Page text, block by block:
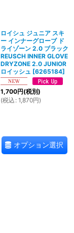
ロイシュ ジュニア スキ
ー インナーグローブ ド
ライゾーン 2.0 ブラック
REUSCH INNER GLOVE
DRYZONE 2.0 JUNIOR
ロイッシュ [6265184]
1,700円(税別)
(税込 : 1,870円)
オプション選択